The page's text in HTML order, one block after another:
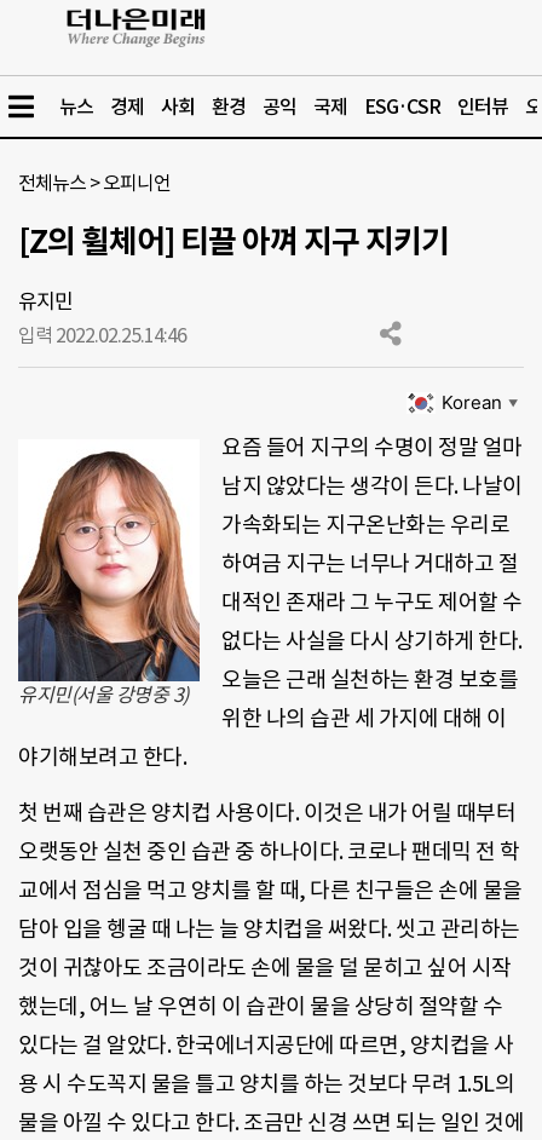
뉴스 경제 사회 환경 공익 국제 ESG·CSR 인터뷰
전체뉴스 >오피니언
[Z의 휠체어] 티끌 아껴 지구 지키기
유지민
입력 2022.02.25.14:46
Korean ▼
유지민(서울 강명중 3)
요즘 들어 지구의 수명이 정말 얼마
남지 않았다는 생각이 든다. 나날이
가속화되는 지구온난화는 우리로
하여금 지구는 너무나 거대하고 절
대적인 존재라 그 누구도 제어할 수
없다는 사실을 다시 상기하게 한다.
오늘은 근래 실천하는 환경 보호를
위한 나의 습관 세 가지에 대해 이
야기해보려고 한다.
첫 번째 습관은 양치컵 사용이다. 이것은 내가 어릴 때부터
오랫동안 실천 중인 습관 중 하나이다. 코로나 팬데믹 전 학
교에서 점심을 먹고 양치를 할 때, 다른 친구들은 손에 물을
담아 입을 헹굴 때 나는 늘 양치컵을 써왔다. 씻고 관리하는
것이 귀찮아도 조금이라도 손에 물을 덜 묻히고 싶어 시작
했는데, 어느 날 우연히 이 습관이 물을 상당히 절약할 수
있다는 걸 알았다. 한국에너지공단에 따르면, 양치컵을 사
용 시 수도꼭지 물을 틀고 양치를 하는 것보다 무려 1.5L의
물을 아낄 수 있다고 한다. 조금만 신경 쓰면 되는 일인 것에